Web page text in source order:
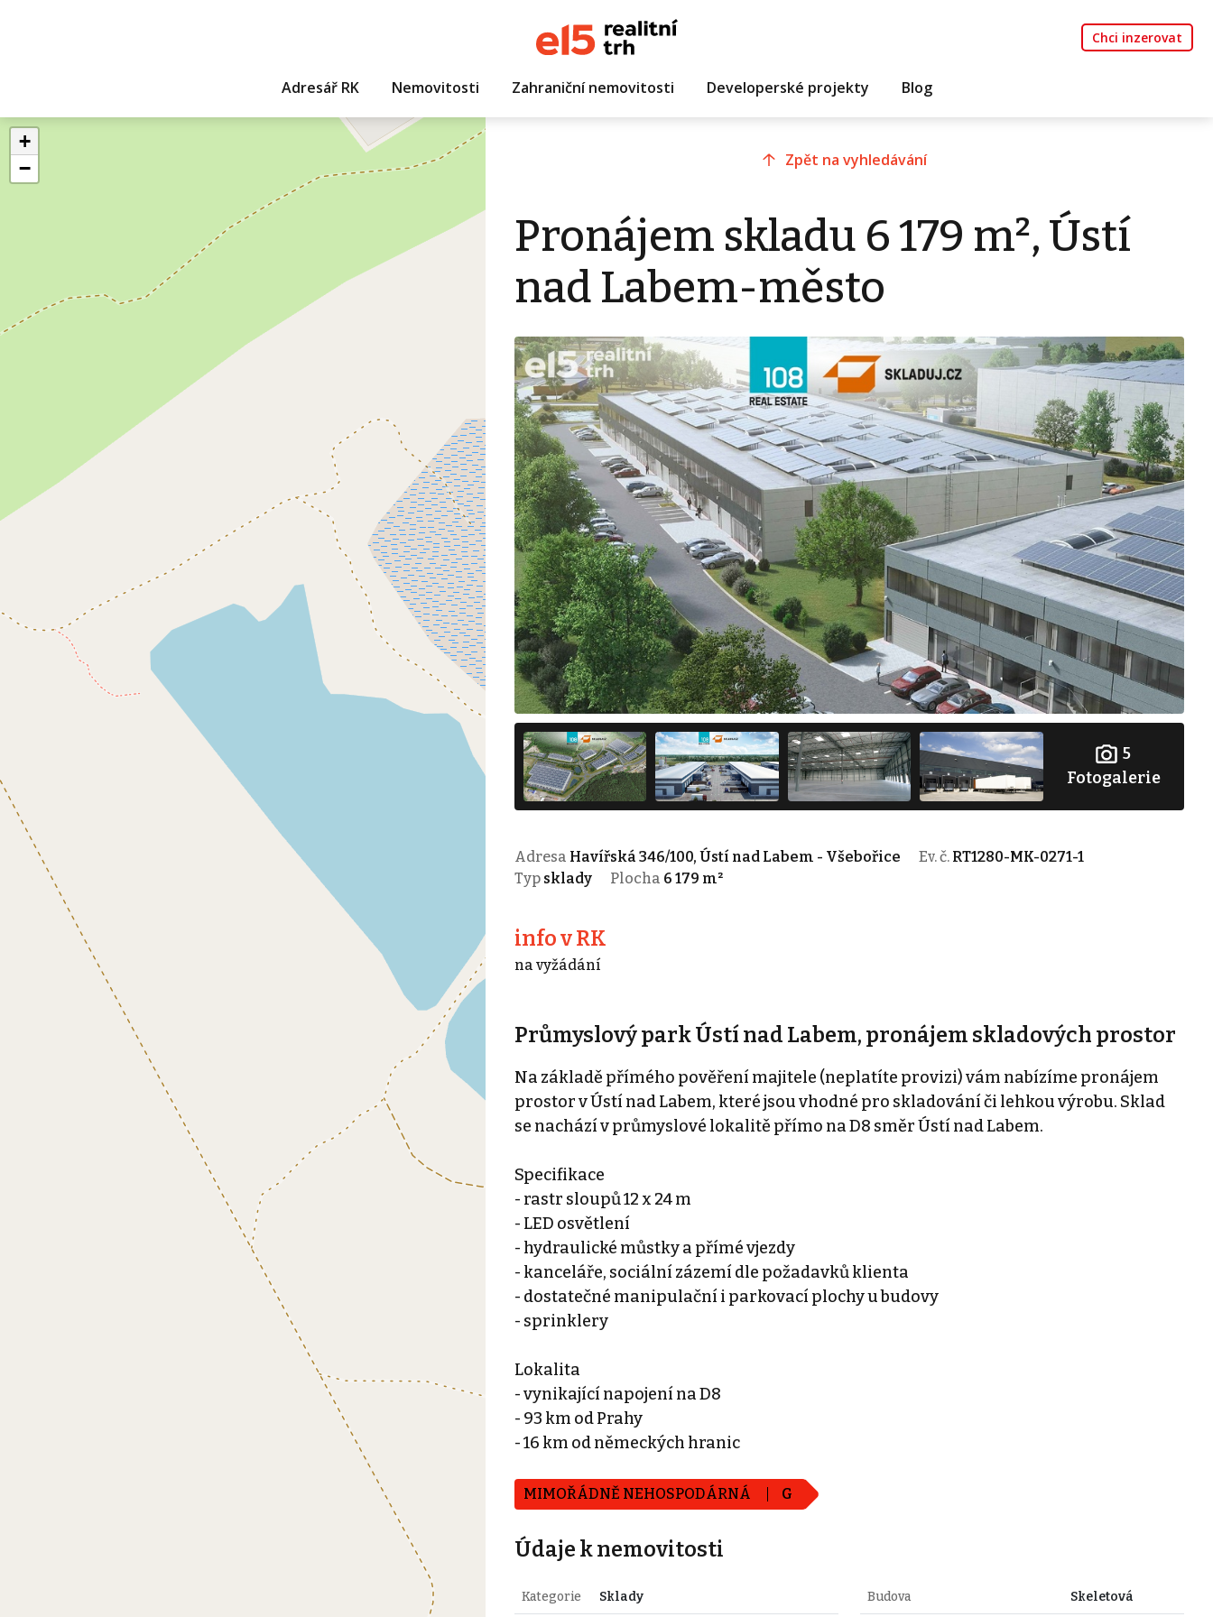
Chci inzerovat
Adresář RK Nemovitosti Zahraniční nemovitosti Developerské projekty Blog
+
−
Zpět na vyhledávání
Pronájem skladu 6 179 m², Ústí
nad Labem-město
5
Fotogalerie
Adresa Havířská 346/100, Ústí nad Labem - Všebořice Ev. č. RT1280-MK-0271-1
Typ sklady Plocha 6 179 m²
info v RK
na vyžádání
Průmyslový park Ústí nad Labem, pronájem skladových prostor
Na základě přímého pověření majitele (neplatíte provizi) vám nabízíme pronájem
prostor v Ústí nad Labem, které jsou vhodné pro skladování či lehkou výrobu. Sklad
se nachází v průmyslové lokalitě přímo na D8 směr Ústí nad Labem.
Specifikace
- rastr sloupů 12 x 24 m
- LED osvětlení
- hydraulické můstky a přímé vjezdy
- kanceláře, sociální zázemí dle požadavků klienta
- dostatečné manipulační i parkovací plochy u budovy
- sprinklery
Lokalita
- vynikající napojení na D8
- 93 km od Prahy
- 16 km od německých hranic
MIMOŘÁDNĚ NEHOSPODÁRNÁ G
Údaje k nemovitosti
Kategorie Sklady Budova Skeletová